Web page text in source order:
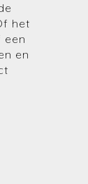
het
en